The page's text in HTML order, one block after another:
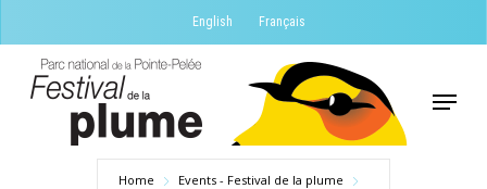
to
content
English Français
Menu
Home
Events - Festival de la plume
Menu